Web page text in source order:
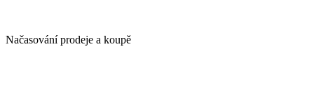
Načasování prodeje a koupě